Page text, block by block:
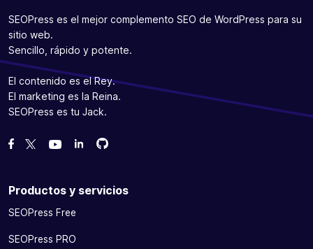
SEOPress es el mejor complemento SEO de WordPress para su
sitio web.
Sencillo, rápido y potente.
El contenido es el Rey.
El marketing es la Reina.
SEOPress es tu Jack.
Danos like en Facebook
Síguenos en Twitter
Míranos en YouTube
Bifurcanos en GitHub
Bifurcanos en GitHub
Productos y servicios
SEOPress Free
SEOPress PRO